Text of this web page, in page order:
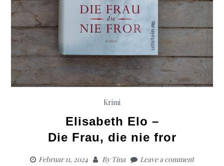
Krimi
Elisabeth Elo –
Die Frau, die nie fror
Februar 11, 2024 ByTina Leave a comment